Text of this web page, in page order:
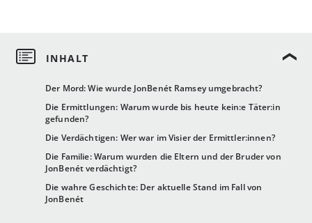
Der Mord: Wie wurde JonBenét Ramsey umgebracht?
Die Ermittlungen: Warum wurde bis heute kein:e Täter:in
gefunden?
Die Verdächtigen: Wer war im Visier der Ermittler:innen?
Die Familie: Warum wurden die Eltern und der Bruder von
JonBenét verdächtigt?
Die wahre Geschichte: Der aktuelle Stand im Fall von
JonBenét